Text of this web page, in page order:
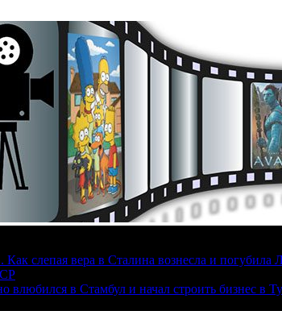
слепая вера в Сталина вознесла и погубила
влюбился в Стамбул и начал строить бизнес в